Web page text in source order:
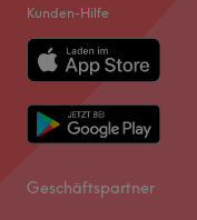
Kunden-Hilfe
Geschäftspartner